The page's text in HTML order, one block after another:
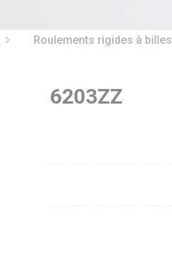
Roulements rigides à billes
6203ZZ